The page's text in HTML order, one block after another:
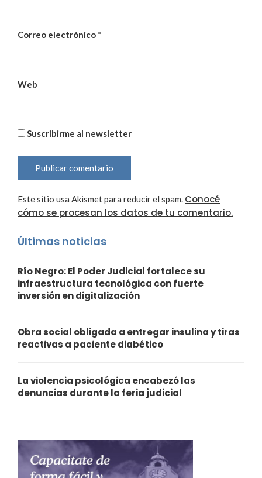
Correo electrónico*
Web
Suscribirme al newsletter
Este sitio usa Akismet para reducir el spam. Conocé
cómo se procesan los datos de tu comentario.
Últimas noticias
Río Negro: El Poder Judicial fortalece su
infraestructura tecnológica con fuerte
inversión en digitalización
Obra social obligada a entregar insulina y tiras
reactivas a paciente diabético
La violencia psicológica encabezó las
denuncias durante la feria judicial